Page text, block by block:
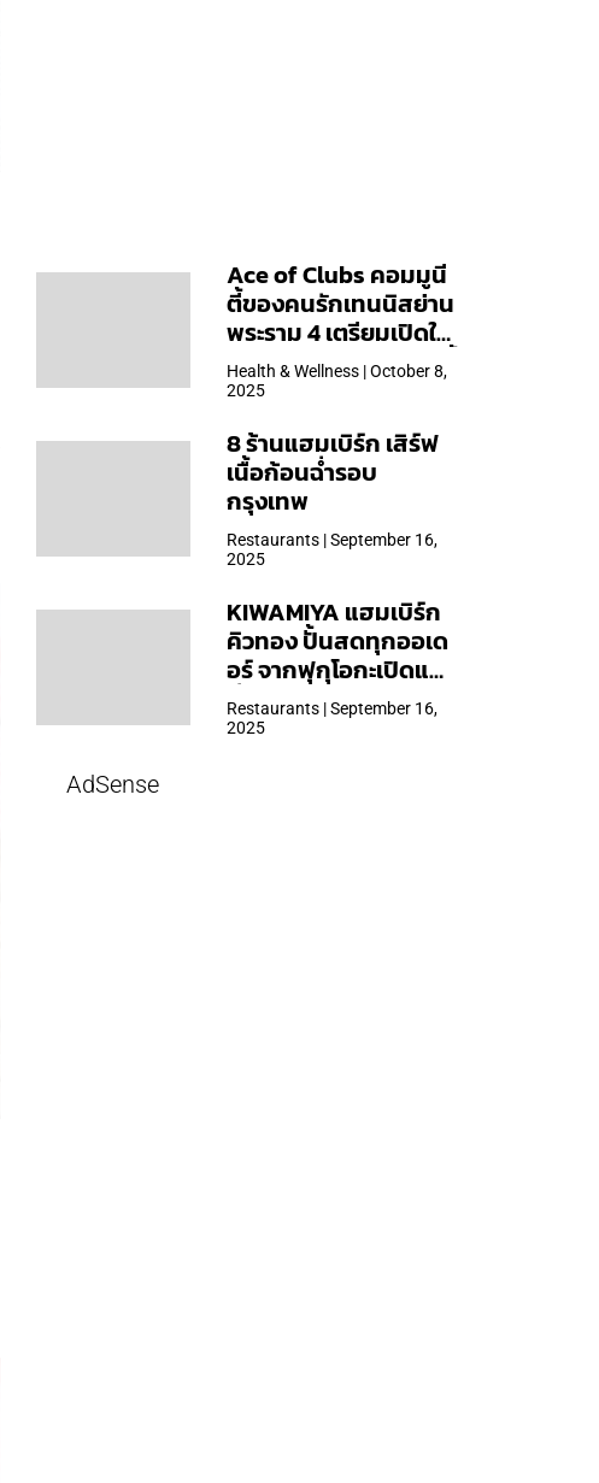
Ace of Clubs คอมมูนี
ตี้ของคนรักเทนนิสย่าน
พระราม 4 เตรียมเปิดให้
บริการวันแรก 19 ต.ค. นี้
Health & Wellness | October 8,
2025
8 ร้านแฮมเบิร์ก เสิร์ฟ
เนื้อก้อนฉ่ำรอบ
กรุงเทพ
Restaurants | September 16,
2025
KIWAMIYA แฮมเบิร์ก
คิวทอง ปั้นสดทุกออเด
อร์ จากฟุกุโอกะเปิดแล้ว
ที่ Central Park
Restaurants | September 16,
2025
AdSense